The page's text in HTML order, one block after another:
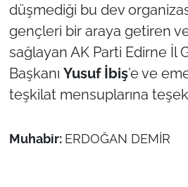
düşmediği bu dev
gençleri bir araya getiren
sağlayan AK Parti Edirne İl
Başkanı Yusuf İbiş’e ve
teşkilat mensuplarına
Muhabir: ERDOĞAN DEMİR